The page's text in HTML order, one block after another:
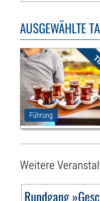
AUSGEWÄHLTE
Führung
Weitere
Rundgang